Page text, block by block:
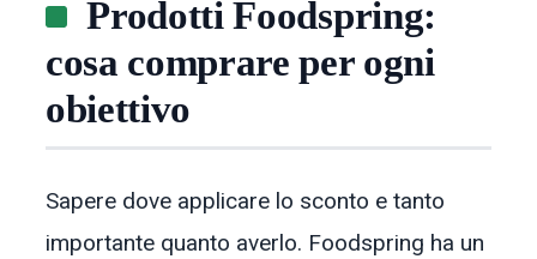
Prodotti Foodspring:
cosa comprare per ogni
obiettivo
Sapere dove applicare lo sconto e tanto
importante quanto averlo. Foodspring ha un